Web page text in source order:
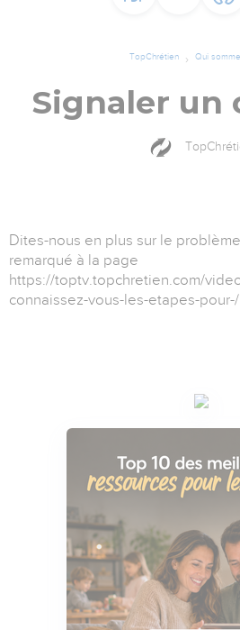
TopChrétien Qui
Signaler un
Dites-nous en plus sur le
remarqué à la page
https://toptv.topchretien.com/
connaissez-vous-les-etapes-pour-/